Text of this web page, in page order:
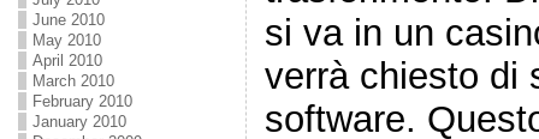
June 2010
May 2010
April 2010
March 2010
February 2010
January 2010
si va in un
verrà chiesto di
software.